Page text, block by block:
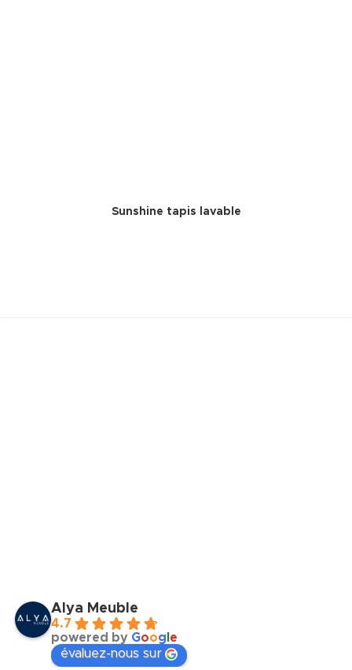
Sunshine tapis lavable
Alya Meuble
4.7
powered by Goog e
évaluez-nous sur